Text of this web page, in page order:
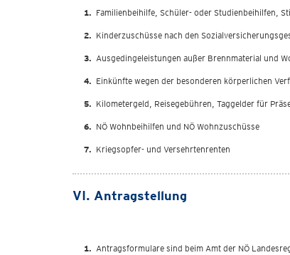
Familienbeihilfe, Schüler- oder Studienbeihilfen,
Kinderzuschüsse nach den
Ausgedingeleistungen außer Brennmaterial und
Einkünfte wegen der besonderen körperlichen
Kilometergeld, Reisegebühren, Taggelder für
NÖ Wohnbeihilfen und NÖ Wohnzuschüsse
Kriegsopfer- und Versehrtenrenten
VI. Antragstellung
Antragsformulare sind beim Amt der NÖ